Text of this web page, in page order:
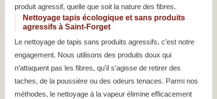
produit agressif, quelle que soit la nature des fibres.
Nettoyage tapis écologique et sans produits
agressifs à Saint-Forget
Le nettoyage de tapis sans produits agressifs, c’est notre
engagement. Nous utilisons des produits doux qui
n’attaquent pas les fibres, qu’il s’agisse de retirer des
taches, de la poussière ou des odeurs tenaces. Parmi nos
méthodes, le nettoyage à la vapeur élimine efficacement